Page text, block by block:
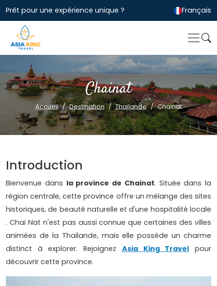
Prêt pour une expérience unique ? Français
Chainat
Accueil Destination Thailande Chainat
Introduction
Bienvenue dans la province de Chainat. Située dans la
région centrale, cette province offre un mélange des sites
historiques, de beauté naturelle et d'une hospitalité locale
. Chai Nat n'est pas aussi connue que certaines des villes
animées de la Thaïlande, mais elle possède un charme
distinct à explorer. Rejoignez Asia King Travel pour
découvrir cette province.